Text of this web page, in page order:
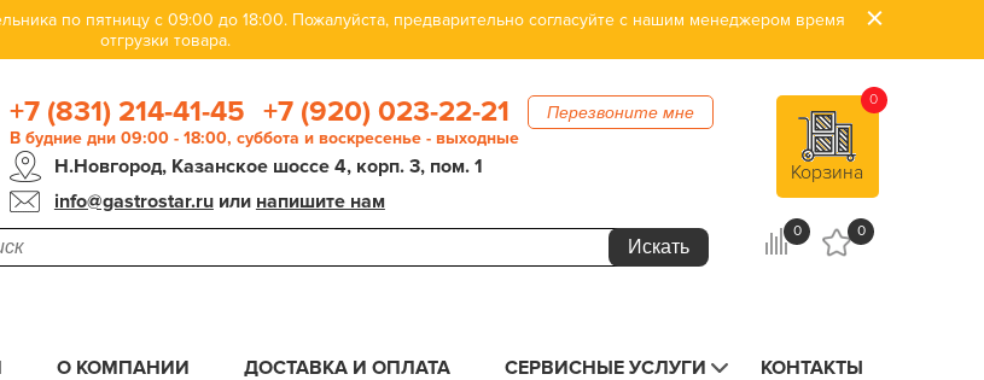
по пятницу с 09:00 до 18:00. Пожалуйста, предварительно согласуйте с нашим менеджером время
отгрузки товара.
+7 (831) 214-41-45 +7 (920) 023-22-21 Перезвоните мне
В будние дни 09:00 - 18:00, суббота и воскресенье - выходные
Н.Новгород, Казанское шоссе 4, корп. 3, пом. 1
info@gastrostar.ruили напишите нам
Корзина
0
0 0
О КОМПАНИИ ДОСТАВКА И ОПЛАТА СЕРВИСНЫЕ УСЛУГИ КОНТАКТЫ